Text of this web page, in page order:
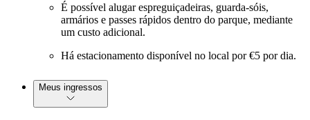
É possível alugar espreguiçadeiras, guarda-sóis,
armários e passes rápidos dentro do parque, mediante
um custo adicional.
Há estacionamento disponível no local por €5 por dia.
Meus ingressos